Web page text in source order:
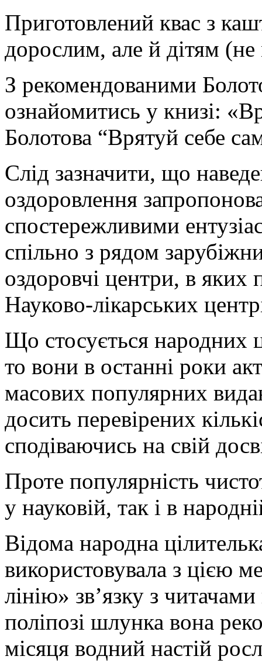
Приготовлений квас з
дорослим, але й дітям
З рекомендованими
ознайомитись у книзі:
Болотова “Врятуй себе
Слід зазначити, що
оздоровлення
спостережливими
спільно з рядом
оздоровчі центри, в яких
Науково-лікарських
Що стосується народних
то вони в останні роки
масових популярних
досить перевірених
сподіваючись на свій
Проте популярність
у науковій, так і в
Відома народна
використовувала з цією
лінію» зв’язку з
поліпозі шлунка вона
місяця водний настій